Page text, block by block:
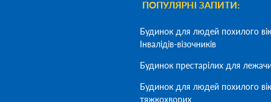
ПОПУЛЯРНІ ЗАПИТИ:
Будинок для людей похилого
Інвалідів-візочників
Будинок престарілих для
Будинок для людей похилого
тяжкохворих